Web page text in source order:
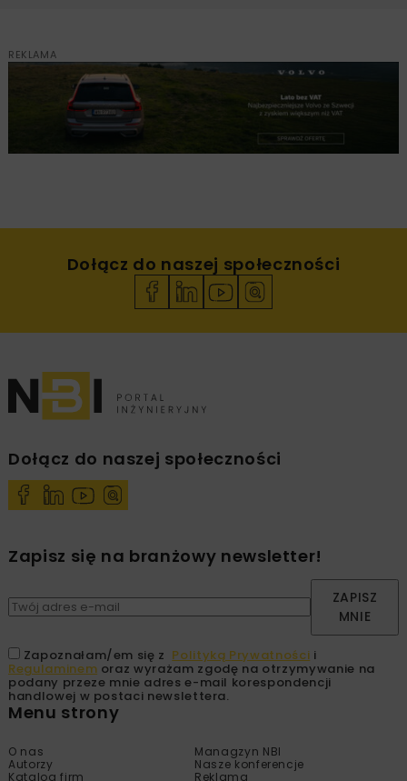
REKLAMA
Dołącz do naszej społeczności
Dołącz do naszej społeczności
Zapisz się na branżowy newsletter!
ZAPISZ
MNIE
Zapoznałam/em się z Polityką Prywatności i
Regulaminem oraz wyrażam zgodę na otrzymywanie na
podany przeze mnie adres e-mail korespondencji
handlowej w postaci newslettera.
Menu strony
O nas
Managzyn NBI
Autorzy
Nasze konferencje
Katalog firm
Reklama